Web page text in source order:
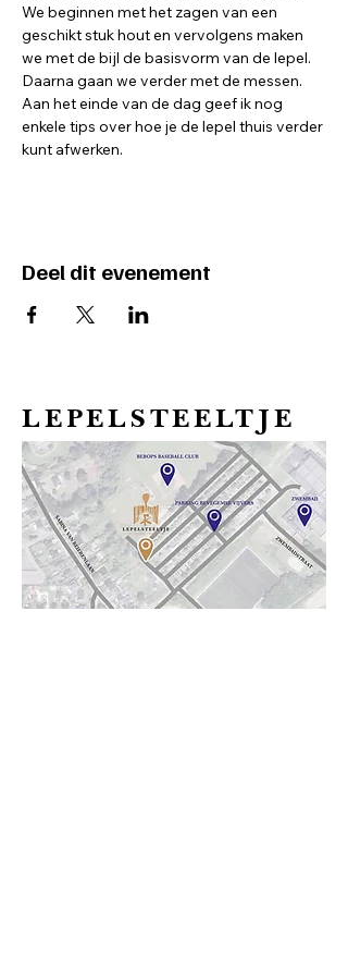
We beginnen met het zagen van een
geschikt stuk hout en vervolgens maken
we met de bijl de basisvorm van de lepel.
Daarna gaan we verder met de messen.
Aan het einde van de dag geef ik nog
enkele tips over hoe je de lepel thuis verder
kunt afwerken.
Deel dit evenement
LEPELSTEELTJE